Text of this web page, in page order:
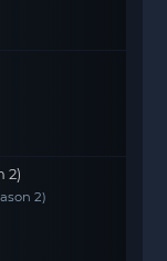
2)
2)